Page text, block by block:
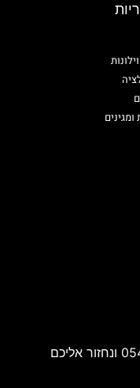
שלחו הודעת וואטסאפ ל 0543272544 ונחזור אליכם